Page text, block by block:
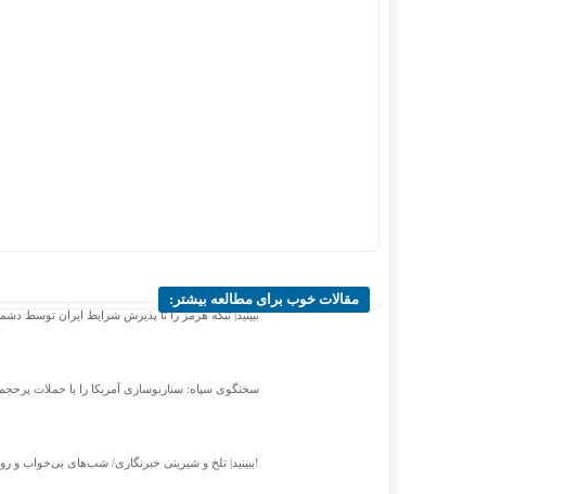
مقالات خوب برای مطالعه بیشتر:
ببینید| تنگه هرمز را تا پذیرش شرایط ایران توسط
سخنگوی سپاه: سناریوسازی آمریکا را با حملات
ببینید| تلخ و شیرینی خبرنگاری/‌ شب‌های بی‌خواب و روزهای بی‌پایان!